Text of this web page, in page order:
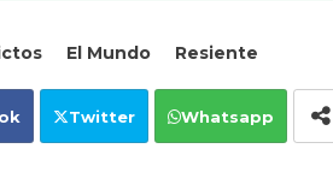
El Mundo Resiente
Twitter Whatsapp